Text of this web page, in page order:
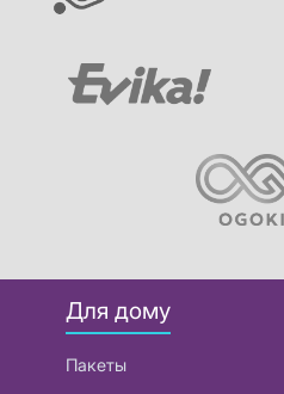
Для дому
Пакеты